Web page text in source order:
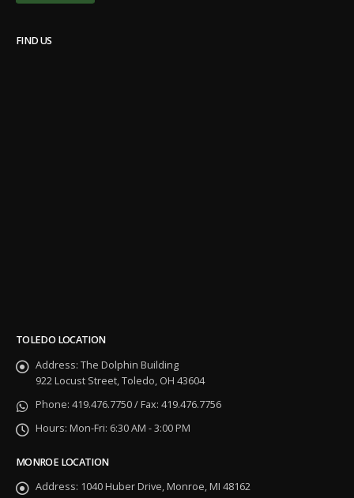
FIND US
TOLEDO LOCATION
Address: The Dolphin Building
922 Locust Street, Toledo, OH 43604
Phone: 419.476.7750 / Fax: 419.476.7756
Hours: Mon-Fri: 6:30 AM - 3:00 PM
MONROE LOCATION
Address: 1040 Huber Drive, Monroe, MI 48162